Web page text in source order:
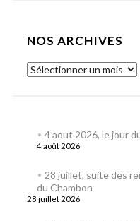
NOS ARCHIVES
4 aout 2026, le jour
4 août 2026
28 juillet, suite des
du Chambon
28 juillet 2026